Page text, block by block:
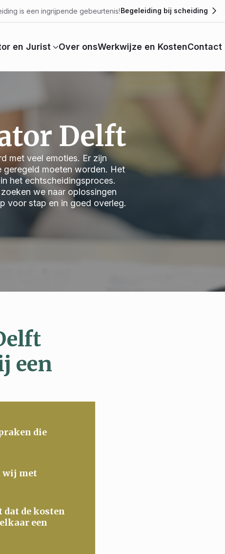
is een ingrijpende gebeurtenis!Begeleiding bij scheiding
en Jurist Over onsWerkwijze en KostenContact
Delft
met veel emoties. Er zijn
moeten worden. Het
het echtscheidingsproces.
we naar oplossingen
voor stap en in goed overleg.
een
die
wij met
de kosten
een